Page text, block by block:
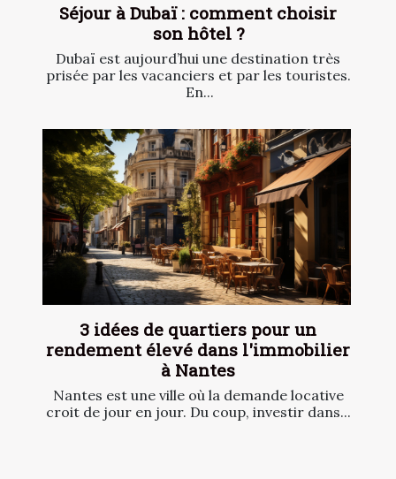
Séjour à Dubaï : comment choisir
son hôtel ?
Dubaï est aujourd’hui une destination très
prisée par les vacanciers et par les touristes.
En...
3 idées de quartiers pour un
rendement élevé dans l'immobilier
à Nantes
Nantes est une ville où la demande locative
croit de jour en jour. Du coup, investir dans...